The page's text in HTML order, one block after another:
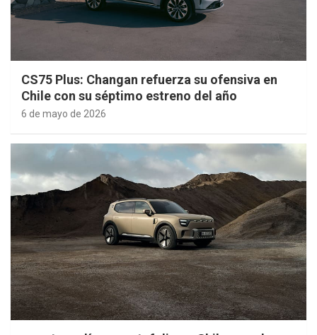
CS75 Plus: Changan refuerza su ofensiva en
Chile con su séptimo estreno del año
6 de mayo de 2026